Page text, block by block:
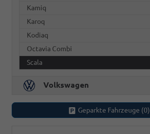
Kamiq
Karoq
Kodiaq
Octavia Combi
Scala
Volkswagen
Geparkte Fahrzeuge (0)